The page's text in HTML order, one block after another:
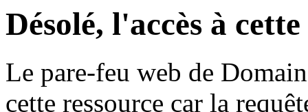
Désolé, l'accès à
Le pare-feu web de
cette ressource car la